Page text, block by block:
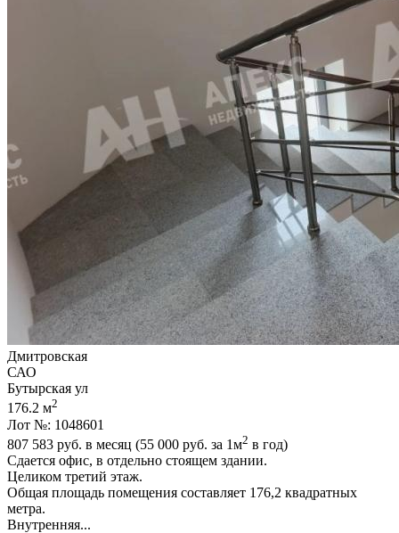
Дмитровская
САО
Бутырская ул
176.2 м2
Лот №: 1048601
807 583 руб. в месяц (55 000 руб. за 1м2 в год)
Сдается офис,­ в отдельно стоящем здании.
Целиком третий этаж.
Общая площадь помещения составляет 176,­2 квадратных
метра.
Внутренняя...